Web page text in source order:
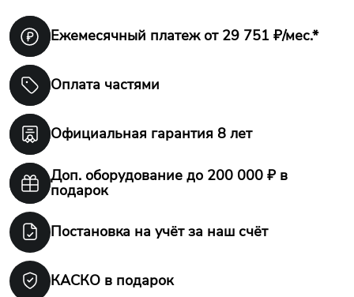
Ежемесячный платежот 29 751 ₽/мес.*
Оплата частями
Официальная гарантия 8 лет
Доп. оборудование до 200 000 ₽ в
подарок
Постановка на учётза наш счёт
КАСКО в подарок